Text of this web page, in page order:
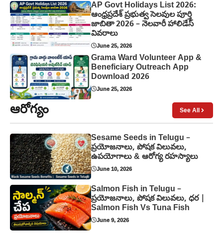
AP Govt Holidays List 2026:
ఆంధ్రప్రదేశ్ ప్రభుత్వ సెలవుల పూర్తి
జాబితా 2026 – నెలవారీ హాలిడేస్
వివరాలు
June 25, 2026
Grama Ward Volunteer App &
Beneficiary Outreach App
Download 2026
June 25, 2026
ఆరోగ్యం See All
Sesame Seeds in Telugu –
ప్రయోజనాలు, పోషక విలువలు,
ఉపయోగాలు & ఆరోగ్య రహస్యాలు
June 10, 2026
Salmon Fish in Telugu –
ప్రయోజనాలు, పోషక విలువలు, ధర |
Salmon Fish Vs Tuna Fish
June 9, 2026